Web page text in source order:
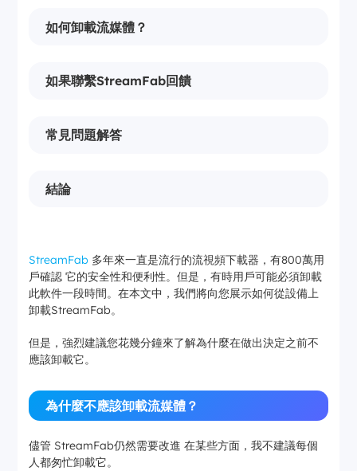
如何卸載流媒體？
如果聯繫StreamFab回饋
常見問題解答
結論
StreamFab 多年來一直是流行的流視頻下載器，有800萬用
戶確認 它的安全性和便利性。但是，有時用戶可能必須卸載
此軟件一段時間。在本文中，我們將向您展示如何從設備上
卸載StreamFab。
但是，強烈建議您花幾分鐘來了解為什麼在做出決定之前不
應該卸載它。
為什麼不應該卸載流媒體？
儘管 StreamFab仍然需要改進 在某些方面，我不建議每個
人都匆忙卸載它。